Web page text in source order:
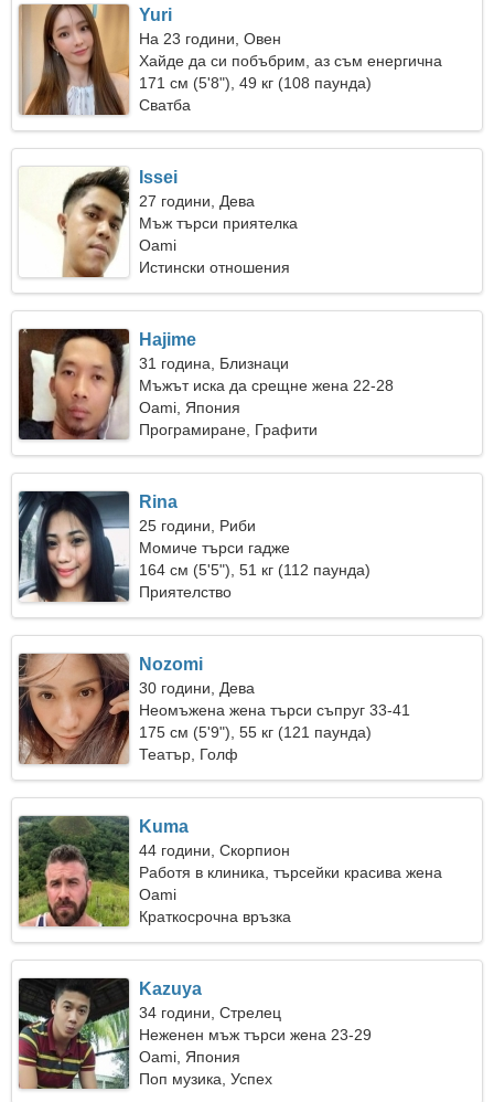
Yuri
На 23 години, Овен
Хайде да си побъбрим, аз съм енергична
жена
171 см (5'8"), 49 кг (108 паунда)
Сватба
Issei
27 години, Дева
Мъж търси приятелка
Oami
Истински отношения
Hajime
31 година, Близнаци
Мъжът иска да срещне жена 22-28
Oami, Япония
Програмиране, Графити
Rina
25 години, Риби
Момиче търси гадже
164 см (5'5"), 51 кг (112 паунда)
Приятелство
Nozomi
30 години, Дева
Неомъжена жена търси съпруг 33-41
175 см (5'9"), 55 кг (121 паунда)
Театър, Голф
Kuma
44 години, Скорпион
Работя в клиника, търсейки красива жена
Oami
Краткосрочна връзка
Kazuya
34 години, Стрелец
Неженен мъж търси жена 23-29
Oami, Япония
Поп музика, Успех